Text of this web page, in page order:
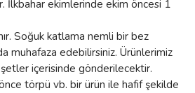
İlkbahar ekimlerinde ekim öncesi 1
Soğuk katlama nemli bir bez
muhafaza edebilirsiniz. Ürünlerimiz
içerisinde gönderilecektir.
törpü vb. bir ürün ile hafif şekilde